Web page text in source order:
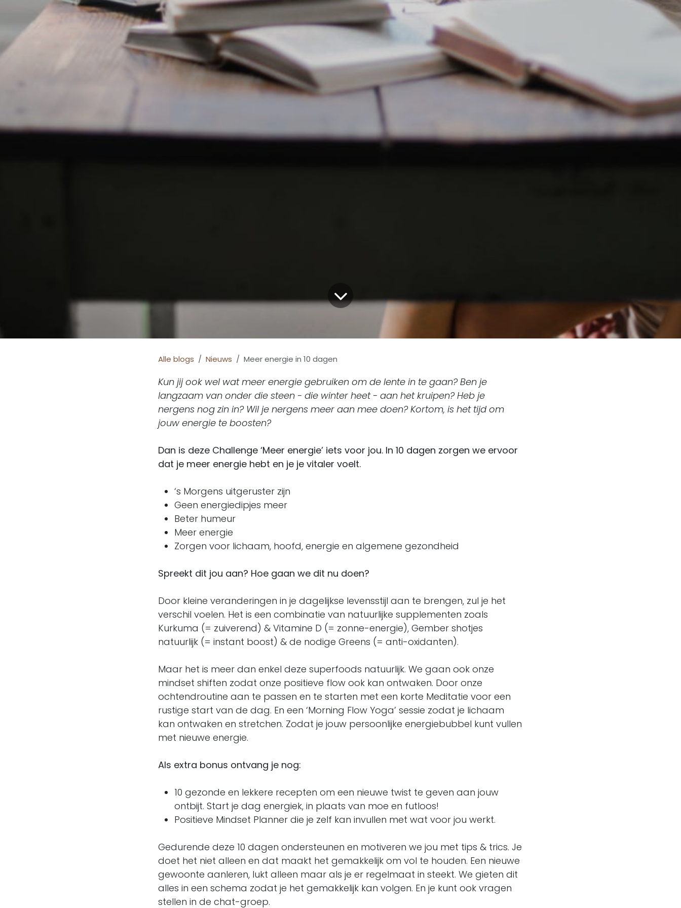
Alle blogs Nieuws Meer energie in 10 dagen
Kun jij ook wel wat meer energie gebruiken om de lente in te gaan? Ben je
langzaam van onder die steen - die winter heet - aan het kruipen? Heb je
nergens nog zin in? Wil je nergens meer aan mee doen? Kortom, is het tijd om
jouw energie te boosten?
Dan is deze Challenge ‘Meer energie’ iets voor jou. In 10 dagen zorgen we ervoor
dat je meer energie hebt en je je vitaler voelt.
‘s Morgens uitgeruster zijn
Geen energiedipjes meer
Beter humeur
Meer energie
Zorgen voor lichaam, hoofd, energie en algemene gezondheid
Spreekt dit jou aan? Hoe gaan we dit nu doen?
Door kleine veranderingen in je dagelijkse levensstijl aan te brengen, zul je het
verschil voelen. Het is een combinatie van natuurlijke supplementen zoals
Kurkuma (= zuiverend) & Vitamine D (= zonne-energie), Gember shotjes
natuurlijk (= instant boost) & de nodige Greens (= anti-oxidanten).
Maar het is meer dan enkel deze superfoods natuurlijk. We gaan ook onze
mindset shiften zodat onze positieve flow ook kan ontwaken. Door onze
ochtendroutine aan te passen en te starten met een korte Meditatie voor een
rustige start van de dag. En een ‘Morning Flow Yoga’ sessie zodat je lichaam
kan ontwaken en stretchen. Zodat je jouw persoonlijke energiebubbel kunt vullen
met nieuwe energie.
Als extra bonus ontvang je nog:
10 gezonde en lekkere recepten om een nieuwe twist te geven aan jouw
ontbijt. Start je dag energiek, in plaats van moe en futloos!
Positieve Mindset Planner die je zelf kan invullen met wat voor jou werkt.
Gedurende deze 10 dagen ondersteunen en motiveren we jou met tips & trics. Je
doet het niet alleen en dat maakt het gemakkelijk om vol te houden. Een nieuwe
gewoonte aanleren, lukt alleen maar als je er regelmaat in steekt. We gieten dit
alles in een schema zodat je het gemakkelijk kan volgen. En je kunt ook vragen
stellen in de chat-groep.